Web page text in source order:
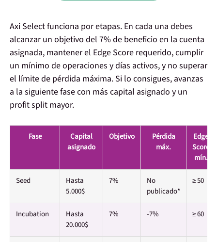
Axi Select funciona por etapas. En cada una debes
alcanzar un objetivo del 7% de beneficio en la cuenta
asignada, mantener el Edge Score requerido, cumplir
un mínimo de operaciones y días activos, y no superar
el límite de pérdida máxima. Si lo consigues, avanzas
a la siguiente fase con más capital asignado y un
profit split mayor.
Fase
Capital
asignado
Objetivo
Pérdida
máx.
Edge
Score
mín.
Seed
Hasta
5.000$
7%
No
publicado*
≥ 50
Incubation
Hasta
20.000$
7% -7% ≥ 60